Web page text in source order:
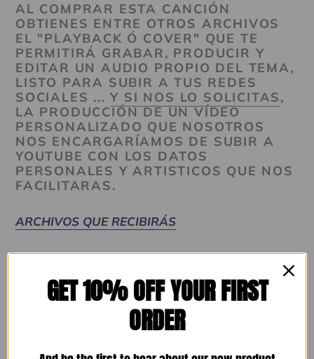
AL COMPRAR ESTA CANCIÓN
OBTIENES ENTRE OTROS ARCHIVOS
EL "PLAYBACK Ó COVER" QUE TE
PERMITIRÁ GRABAR, PRODUCIR Y
EDITAR UN AUDIO PROPIO DEL TEMA,
LISTO PARA SUBIR A TUS REDES
SOCIALES ... Y SI NOS LO SOLICITAS,
LA PRODUCCIÓN DE UN VÍDEO
PERSONALIZADO QUE NOSOTROS
NOS ENCARGARÍAMOS DE SUBIR A
YOUTUBE CON LOS DATOS
PERSONALES Y ARTISTICOS QUE NOS
FACILITARAS.
ARCHIVOS QUE RECIBIRÁS
MARIONETA DE TU AMOR
Música: José Rafael Frasquet López
GET 10% OFF YOUR FIRST
ORDER